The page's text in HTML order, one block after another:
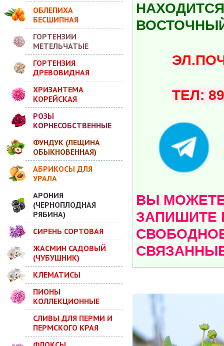
ОБЛЕПИХА
БЕСШИПНАЯ
ГОРТЕНЗИИ
МЕТЕЛЬЧАТЫЕ
ГОРТЕНЗИЯ
ДРЕВОВИДНАЯ
ХРИЗАНТЕМА
КОРЕЙСКАЯ
РОЗЫ
КОРНЕСОБСТВЕННЫЕ
ФУНДУК (ЛЕЩИНА
ОБЫКНОВЕННАЯ)
АБРИКОСЫ ДЛЯ
УРАЛА
АРОНИЯ
(ЧЕРНОПЛОДНАЯ
РЯБИНА)
СИРЕНЬ СОРТОВАЯ
ЖАСМИН САДОВЫЙ
(ЧУБУШНИК)
КЛЕМАТИСЫ
ПИОНЫ
КОЛЛЕКЦИОННЫЕ
СЛИВЫ ДЛЯ ПЕРМИ И
ПЕРМСКОГО КРАЯ
ТЕЛ:
ВЫ МОЖЕТЕ
ЗАПИШИТЕ